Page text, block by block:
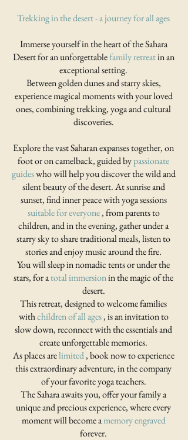
Trekking in the desert - a journey for all ages
Immerse yourself in the heart of the Sahara
Desert for an unforgettablefamily retreatin an
exceptional setting.
Between golden dunes and starry skies,
experience magical moments with your loved
ones, combining trekking, yoga and cultural
discoveries.
Explore the vast Saharan expanses together, on
foot or on camelback, guided bypassionate
guideswho will help you discover the wild and
silent beauty of the desert. At sunrise and
sunset, find inner peace with yoga sessions
suitable for everyone, from parents to
children, and in the evening, gather under a
starry sky to share traditional meals, listen to
stories and enjoy music around the fire.
You will sleep in nomadic tents or under the
stars, for atotal immersionin the magic of the
desert.
This retreat, designed to welcome families
withchildren of all ages, is an invitation to
slow down, reconnect with the essentials and
create unforgettable memories.
As places arelimited, book now to experience
this extraordinary adventure, in the company
of your favorite yoga teachers.
The Sahara awaits you, offer your family a
unique and precious experience, where every
moment will become amemory engraved
forever.